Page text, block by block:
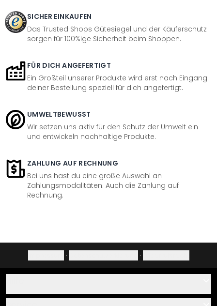
SICHER EINKAUFEN
Das Trusted Shops Gütesiegel und der Käuferschutz
sorgen für 100%ige Sicherheit beim Shoppen.
FÜR DICH ANGEFERTIGT
Ein Großteil unserer Produkte wird erst nach Eingang
deiner Bestellung speziell für dich angefertigt.
UMWELTBEWUSST
Wir setzen uns aktiv für den Schutz der Umwelt ein
und entwickeln nachhaltige Produkte.
ZAHLUNG AUF RECHNUNG
Bei uns hast du eine große Auswahl an
Zahlungsmodalitäten. Auch die Zahlung auf
Rechnung.
· ·